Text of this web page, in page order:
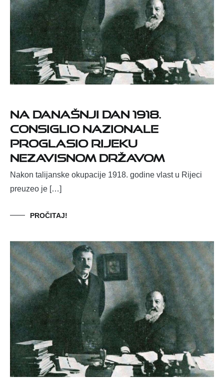
Na današnji dan 1918.
Consiglio Nazionale
proglasio Rijeku
nezavisnom državom
Nakon talijanske okupacije 1918. godine vlast u Rijeci
preuzeo je […]
PROČITAJ!